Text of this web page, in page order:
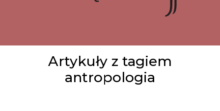
Artykuły z tagiem
antropologia